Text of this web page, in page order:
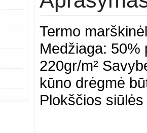
Termo
Medžiaga: 50%
220gr/m²
kūno drėgmė
Plokščios